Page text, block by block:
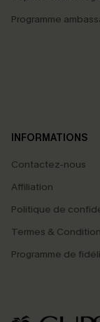
Programme
INFORMATIONS
Contactez-nous
Affiliation
Politique de
Termes &
Programme de